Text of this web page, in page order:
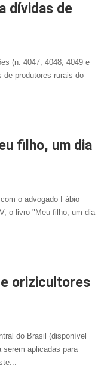
dívidas de
(n. 4047, 4048, 4049 e
de produtores rurais do
filho, um dia
o advogado Fábio
o livro "Meu filho, um dia
orizicultores
do Brasil (disponível
serem aplicadas para